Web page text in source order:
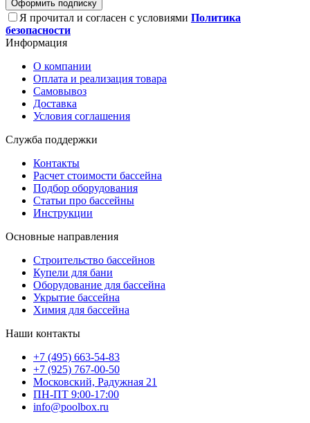
Оформить подписку
Я прочитал и согласен с условиями Политика
безопасности
Информация
О компании
Оплата и реализация товара
Самовывоз
Доставка
Условия соглашения
Служба поддержки
Контакты
Расчет стоимости бассейна
Подбор оборудования
Статьи про бассейны
Инструкции
Основные направления
Строительство бассейнов
Купели для бани
Оборудование для бассейна
Укрытие бассейна
Химия для бассейна
Наши контакты
+7 (495) 663-54-83
+7 (925) 767-00-50
Московский, Радужная 21
ПН-ПТ 9:00-17:00
info@poolbox.ru